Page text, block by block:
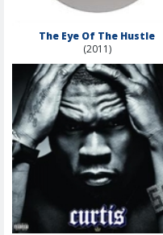
The Eye Of The Hustle
(2011)